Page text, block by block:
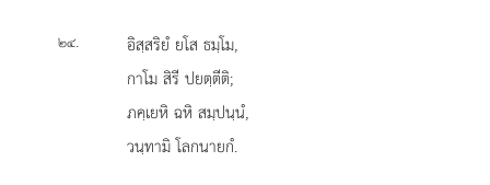
๒๔. อิสฺสริยํ ยโส ธมฺโม,
กาโม สิรี ปยตฺตีติ;
ภคฺเยหิ ฉหิ สมฺปนฺนํ,
วนฺทามิ โลกนายกํ.